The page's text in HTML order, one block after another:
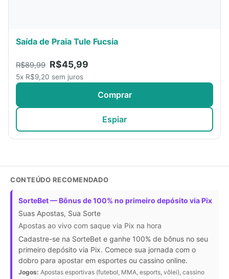
Saída de Praia Tule Fucsia
R$89,99 R$45,99
5x R$9,20 sem juros
Comprar
Espiar
CONTEÚDO RECOMENDADO
SorteBet — Bônus de 100% no primeiro depósito via Pix
Suas Apostas, Sua Sorte
Apostas ao vivo com saque via Pix na hora
Cadastre-se na SorteBet e ganhe 100% de bônus no seu
primeiro depósito via Pix. Comece sua jornada com o
dobro para apostar em esportes ou cassino online.
Jogos: Apostas esportivas (futebol, MMA, esports, vôlei), cassino